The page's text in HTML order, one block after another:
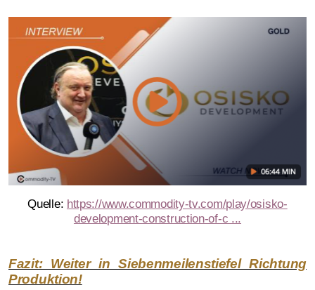
Quelle: https://www.commodity-tv.com/play/osisko-
development-construction-of-c ...
Fazit: Weiter in Siebenmeilenstiefel Richtung
Produktion!